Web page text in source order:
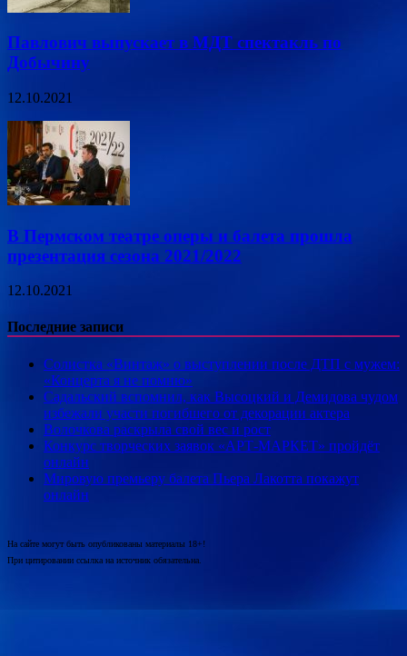
Павлович выпускает в МДТ спектакль по
Добычину
12.10.2021
В Пермском театре оперы и балета прошла
презентация сезона 2021/2022
12.10.2021
Последние записи
Солистка «Винтаж» о выступлении после ДТП с мужем:
«Концерта я не помню»
Садальский вспомнил, как Высоцкий и Демидова чудом
избежали участи погибшего от декорации актера
Волочкова раскрыла свой вес и рост
Конкурс творческих заявок «АРТ-МАРКЕТ» пройдёт
онлайн
Мировую премьеру балета Пьера Лакотта покажут
онлайн
На сайте могут быть опубликованы материалы 18+!
При цитировании ссылка на источник обязательна.